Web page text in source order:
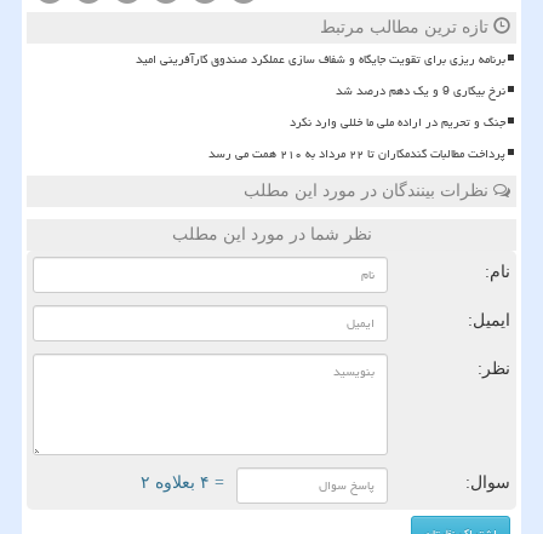
تازه ترین مطالب مرتبط
برنامه ریزی برای تقویت جایگاه و شفاف سازی عملکرد صندوق کارآفرینی امید
نرخ بیکاری 9 و یک دهم درصد شد
جنگ و تحریم در اراده ملی ما خللی وارد نکرد
پرداخت مطالبات گندمکاران تا ۲۲ مرداد به ۲۱۰ همت می رسد
نظرات بینندگان در مورد این مطلب
نظر شما در مورد این مطلب
نام:
ایمیل:
نظر:
سوال: = ۴ بعلاوه ۲